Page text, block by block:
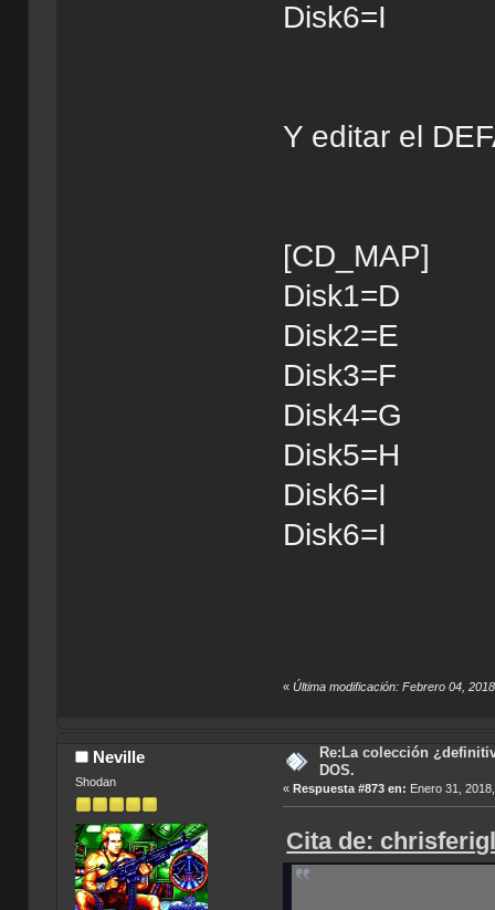
Disk6=I
Y editar el
[CD_MAP]
Disk1=D
Disk2=E
Disk3=F
Disk4=G
Disk5=H
Disk6=I
Disk6=I
«Última modificación: Febrero 04,
Neville
Shodan
Re:La colección
DOS.
« Respuesta #873 en: Enero 31,
Cita de: